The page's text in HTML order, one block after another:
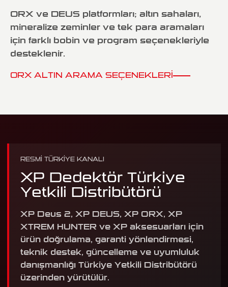
ORX ve DEUS platformları; altın sahaları,
mineralize zeminler ve tek para aramaları
için farklı bobin ve program seçenekleriyle
desteklenir.
ORX ALTIN ARAMA SEÇENEKLERI
RESMI TÜRKIYE KANALI
XP Dedektör Türkiye
Yetkili Distribütörü
XP Deus 2, XP DEUS, XP ORX, XP
XTREM HUNTER ve XP aksesuarları için
ürün doğrulama, garanti yönlendirmesi,
teknik destek, güncelleme ve uyumluluk
danışmanlığı Türkiye Yetkili Distribütörü
üzerinden yürütülür.